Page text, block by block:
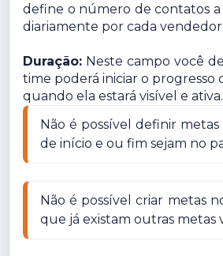
define o número de contatos a
diariamente por cada
Duração: Neste campo você
time poderá iniciar o progresso
quando ela estará visível e ativa.
Não é possível definir
de início e ou fim sejam no
Não é possível criar metas
que já existam outras metas